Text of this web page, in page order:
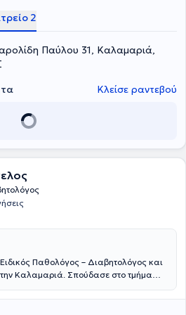
2
Παύλου 31, Καλαμαριά,
Κλείσε ραντεβού
Ειδικός Παθολόγος – Διαβητολόγος και
στην Καλαμαριά. Σπούδασε στο τμήμα
στο Κέντρο Υγείας Νέων